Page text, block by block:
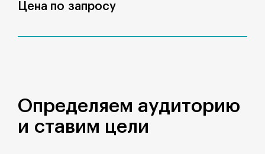
Цена по запросу
Определяем аудиторию
и ставим цели